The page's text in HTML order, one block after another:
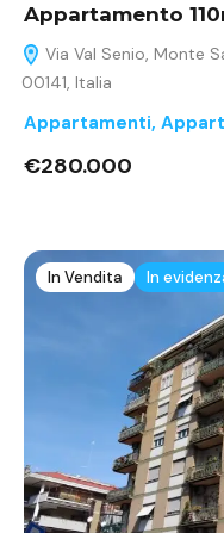
Appartamento
Via Val Senio, Monte
00141, Italia
Appartamenti,
€280.000
In Vendita In